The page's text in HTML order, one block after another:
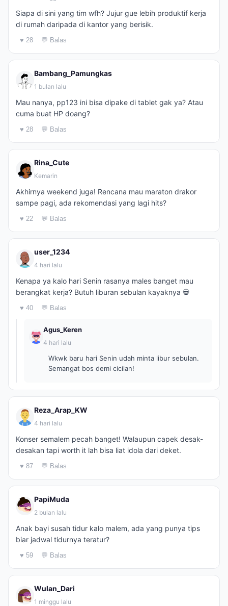
Siapa di sini yang tim wfh? Jujur gue lebih produktif kerja
di rumah daripada di kantor yang berisik.
♥ 28 💬 Balas
Bambang_Pamungkas
1 bulan lalu
Mau nanya, pp123 ini bisa dipake di tablet gak ya? Atau
cuma buat HP doang?
♥ 28 💬 Balas
Rina_Cute
Kemarin
Akhirnya weekend juga! Rencana mau maraton drakor
sampe pagi, ada rekomendasi yang lagi hits?
♥ 22 💬 Balas
user_1234
4 hari lalu
Kenapa ya kalo hari Senin rasanya males banget mau
berangkat kerja? Butuh liburan sebulan kayaknya 💀
♥ 40 💬 Balas
Agus_Keren
4 hari lalu
Wkwk baru hari Senin udah minta libur sebulan.
Semangat bos demi cicilan!
Reza_Arap_KW
4 hari lalu
Konser semalem pecah banget! Walaupun capek desak-
desakan tapi worth it lah bisa liat idola dari deket.
♥ 87 💬 Balas
PapiMuda
2 bulan lalu
Anak bayi susah tidur kalo malem, ada yang punya tips
biar jadwal tidurnya teratur?
♥ 59 💬 Balas
Wulan_Dari
1 minggu lalu